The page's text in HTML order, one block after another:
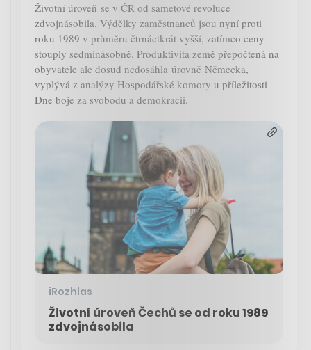
Životní úroveň se v ČR od sametové revoluce
zdvojnásobila. Výdělky zaměstnanců jsou nyní proti
roku 1989 v průměru čtrnáctkrát vyšší, zatímco ceny
stouply sedminásobně. Produktivita země přepočtená na
obyvatele ale dosud nedosáhla úrovně Německa,
vyplývá z analýzy Hospodářské komory u příležitosti
Dne boje za svobodu a demokracii.
iRozhlas
Životní úroveň Čechů se od roku 1989
zdvojnásobila